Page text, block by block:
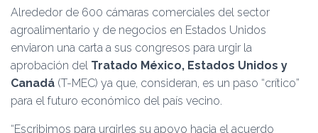
Alrededor de 600 cámaras comerciales del sector
agroalimentario y de negocios en Estados Unidos
enviaron una carta a sus congresos para urgir la
aprobación del Tratado México, Estados Unidos y
Canadá (T-MEC) ya que, consideran, es un paso “crítico”
para el futuro económico del país vecino.
“Escribimos para urgirles su apoyo hacia el acuerdo